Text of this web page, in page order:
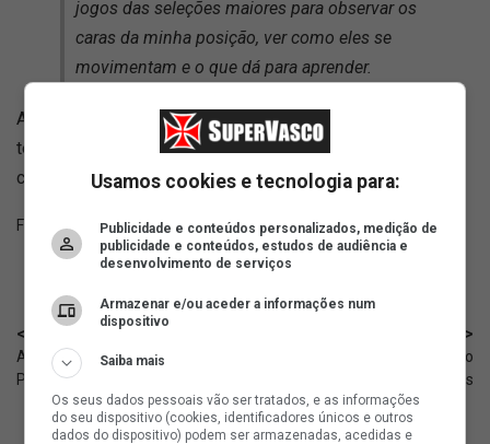
jogos das seleções maiores para observar os
caras da minha posição, ver como eles se
movimentam e o que dá para aprender.
Aos 23 anos, Cuiabano tem 16 jogos e 1 gol nesta atual
temporada. No Vasco, disputou 14 partidas, contribuindo
com 1 gol e 4 assistências.
Fonte: SuperVasco‎‎‎‎‎‎
< Anterior
A lista de treinadores da era
Pedrinho no Vasco
Próximo >
Philippe Coutinho treina ao lado
de Pablo Vegetti; fotos
Usamos cookies e tecnologia para:
Publicidade e conteúdos personalizados, medição de
publicidade e conteúdos, estudos de audiência e
desenvolvimento de serviços
Armazenar e/ou aceder a informações num
dispositivo
Saiba mais
Os seus dados pessoais vão ser tratados, e as informações
do seu dispositivo (cookies, identificadores únicos e outros
dados do dispositivo) podem ser armazenadas, acedidas e